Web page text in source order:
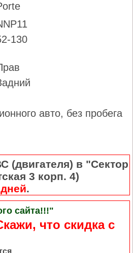
130
авто, без пробега
(двигателя) в "Сектор
3 корп. 4)
.
сайта!!!"
что скидка с